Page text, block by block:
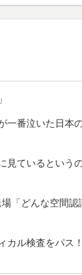
一番泣いた日本
見ているという
「どんな空間認
カル検査をパス